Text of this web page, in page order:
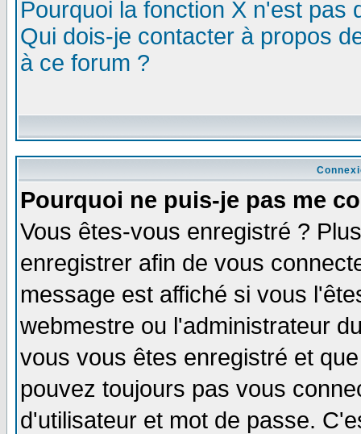
Pourquoi la fonction X n'est pas
Qui dois-je contacter à propos
à ce forum ?
Pourquoi ne puis-je pas me
Vous êtes-vous enregistré ?
enregistrer afin de vous
message est affiché si vous
webmestre ou l'administrateur
vous vous êtes enregistré et
pouvez toujours pas vous
d'utilisateur et mot de passe.